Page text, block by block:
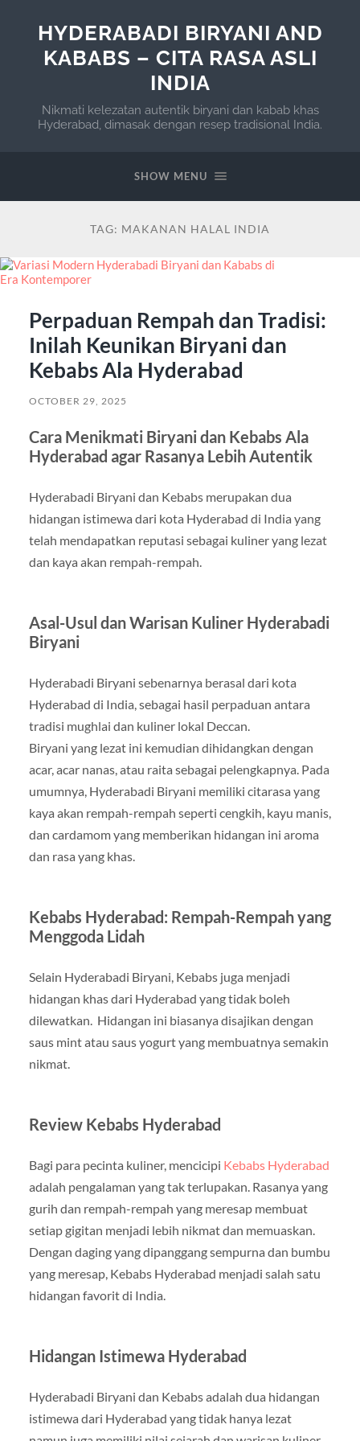
HYDERABADI BIRYANI AND
KABABS – CITA RASA ASLI
INDIA
Nikmati kelezatan autentik biryani dan kabab khas
Hyderabad, dimasak dengan resep tradisional India.
SHOW MENU
TAG: MAKANAN HALAL INDIA
Perpaduan Rempah dan Tradisi:
Inilah Keunikan Biryani dan
Kebabs Ala Hyderabad
OCTOBER 29, 2025
Cara Menikmati Biryani dan Kebabs Ala
Hyderabad agar Rasanya Lebih Autentik
Hyderabadi Biryani dan Kebabs merupakan dua
hidangan istimewa dari kota Hyderabad di India yang
telah mendapatkan reputasi sebagai kuliner yang lezat
dan kaya akan rempah-rempah.
Asal-Usul dan Warisan Kuliner Hyderabadi
Biryani
Hyderabadi Biryani sebenarnya berasal dari kota
Hyderabad di India, sebagai hasil perpaduan antara
tradisi mughlai dan kuliner lokal Deccan.
Biryani yang lezat ini kemudian dihidangkan dengan
acar, acar nanas, atau raita sebagai pelengkapnya. Pada
umumnya, Hyderabadi Biryani memiliki citarasa yang
kaya akan rempah-rempah seperti cengkih, kayu manis,
dan cardamom yang memberikan hidangan ini aroma
dan rasa yang khas.
Kebabs Hyderabad: Rempah-Rempah yang
Menggoda Lidah
Selain Hyderabadi Biryani, Kebabs juga menjadi
hidangan khas dari Hyderabad yang tidak boleh
dilewatkan. Hidangan ini biasanya disajikan dengan
saus mint atau saus yogurt yang membuatnya semakin
nikmat.
Review Kebabs Hyderabad
Bagi para pecinta kuliner, mencicipi Kebabs Hyderabad
adalah pengalaman yang tak terlupakan. Rasanya yang
gurih dan rempah-rempah yang meresap membuat
setiap gigitan menjadi lebih nikmat dan memuaskan.
Dengan daging yang dipanggang sempurna dan bumbu
yang meresap, Kebabs Hyderabad menjadi salah satu
hidangan favorit di India.
Hidangan Istimewa Hyderabad
Hyderabadi Biryani dan Kebabs adalah dua hidangan
istimewa dari Hyderabad yang tidak hanya lezat